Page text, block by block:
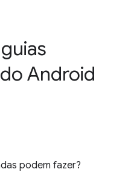
Android
podem fazer?